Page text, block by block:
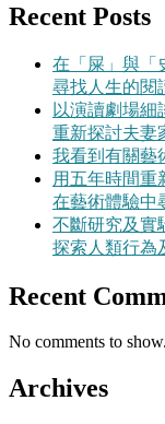
Recent Posts
在「屎」與「
尋找人生的閱
以演讀劇場細
重新探討夫妻
我看到有關藝
用五年時間重
在藝術體驗中
不斷研究及實
探索人類行為
Recent
No comments to show.
Archives